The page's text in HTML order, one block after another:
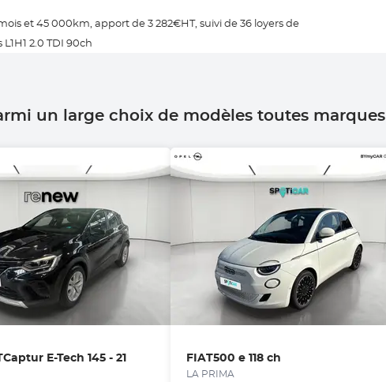
et 45 000km, apport de 3 282€HT, suivi de 36 loyers de
2.0 TDI 90ch
un large choix de modèles toutes marques
Captur E-Tech 145 - 21 FIAT500 e 118 ch
LA PRIMA